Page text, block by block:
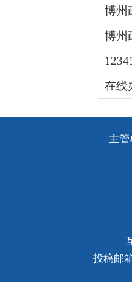
博州
博州
在线
主
投稿邮